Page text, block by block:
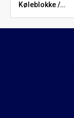
Køleblokke /